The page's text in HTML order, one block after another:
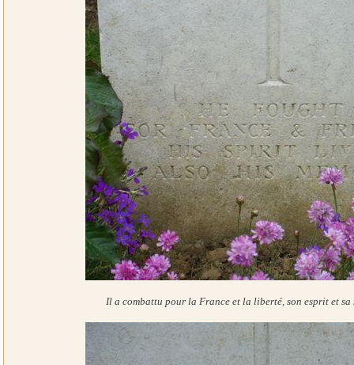
Il a combattu pour la France et la liberté, son esprit et sa